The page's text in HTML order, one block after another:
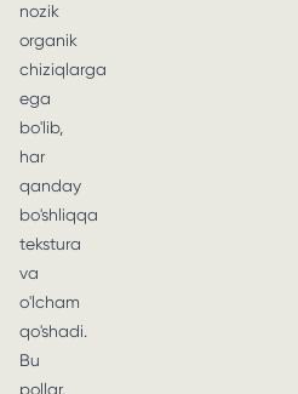
nozik
organik
chiziqlarga
ega
bo'lib,
har
qanday
bo'shliqqa
tekstura
va
o'lcham
qo'shadi.
Bu
pollar,